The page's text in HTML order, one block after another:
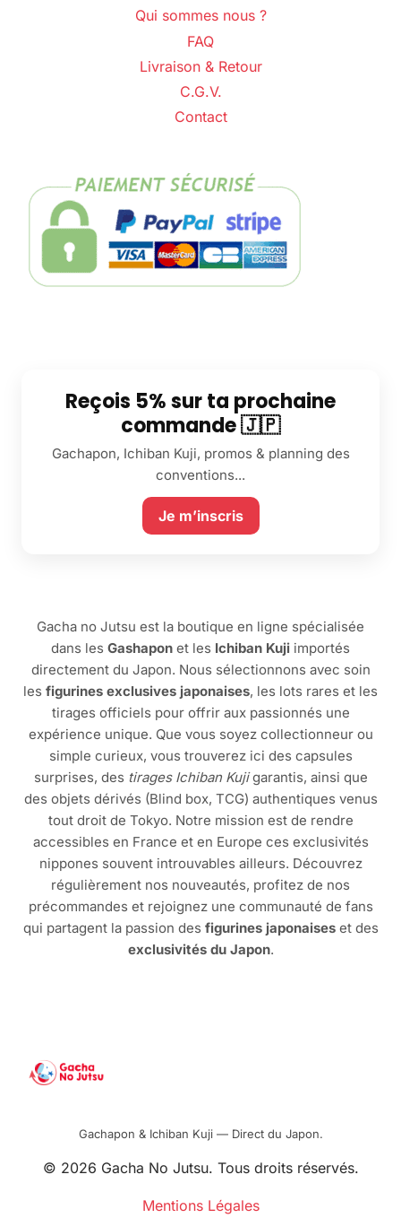
Qui sommes nous ?
FAQ
Livraison & Retour
C.G.V.
Contact
Reçois 5% sur ta prochaine
commande 🇯🇵
Gachapon, Ichiban Kuji, promos & planning des
conventions...
Je m’inscris
Gacha no Jutsu est la boutique en ligne spécialisée
dans les Gashapon et les Ichiban Kuji importés
directement du Japon. Nous sélectionnons avec soin
les figurines exclusives japonaises, les lots rares et les
tirages officiels pour offrir aux passionnés une
expérience unique. Que vous soyez collectionneur ou
simple curieux, vous trouverez ici des capsules
surprises, des tirages Ichiban Kujigarantis, ainsi que
des objets dérivés (Blind box, TCG) authentiques venus
tout droit de Tokyo. Notre mission est de rendre
accessibles en France et en Europe ces exclusivités
nippones souvent introuvables ailleurs. Découvrez
régulièrement nos nouveautés, profitez de nos
précommandes et rejoignez une communauté de fans
qui partagent la passion des figurines japonaiseset des
exclusivités du Japon.
Gachapon & Ichiban Kuji — Direct du Japon.
© 2026 Gacha No Jutsu. Tous droits réservés.
Mentions Légales